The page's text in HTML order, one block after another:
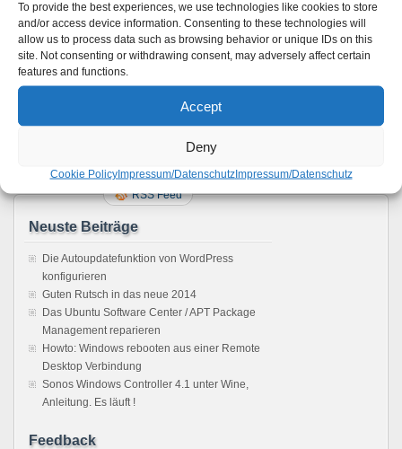
To provide the best experiences, we use technologies like cookies to store
and/or access device information. Consenting to these technologies will
allow us to process data such as browsing behavior or unique IDs on this
site. Not consenting or withdrawing consent, may adversely affect certain
features and functions.
Accept
Deny
Cookie PolicyImpressum/DatenschutzImpressum/Datenschutz
und anderen mobilen Geräten
Ubuntu 8.04 auf dem Sony Ericssons Xperia X1
Unglaublich Apple iOS 4 läuft auf einem HTC Phone
HDBaseT: der HDMI-Nachfolger als Alternative fürs
RSS Feed
Neuste Beiträge
Die Autoupdatefunktion von WordPress
konfigurieren
Guten Rutsch in das neue 2014
Das Ubuntu Software Center / APT Package
Management reparieren
Howto: Windows rebooten aus einer Remote
Desktop Verbindung
Sonos Windows Controller 4.1 unter Wine,
Anleitung. Es läuft !
Feedback